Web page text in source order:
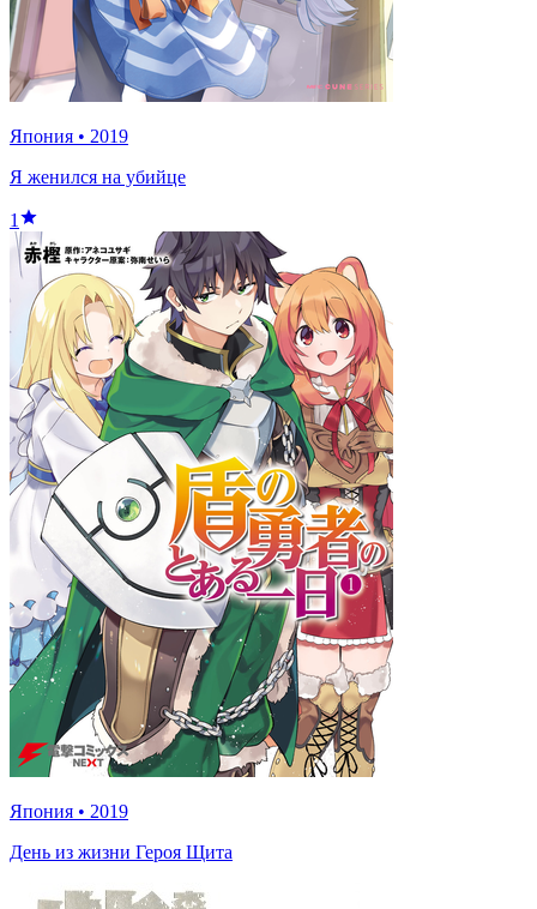
Япония • 2019
Я женился на убийце
1
Япония • 2019
День из жизни Героя Щита